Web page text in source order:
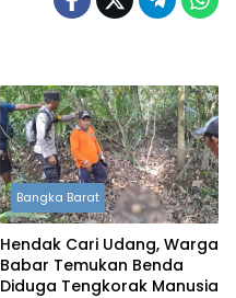
Bangka Barat
Hendak Cari Udang, Warga
Babar Temukan Benda
Diduga Tengkorak Manusia